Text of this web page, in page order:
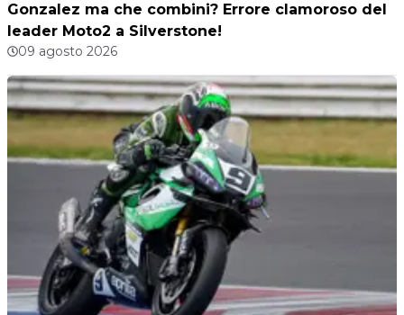
Gonzalez ma che combini? Errore clamoroso del
leader Moto2 a Silverstone!
09 agosto 2026